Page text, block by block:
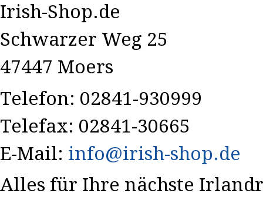
Irish-Shop.de
Schwarzer Weg 25
47447 Moers
Telefon: 02841-930999
Telefax: 02841-30665
E-Mail: info@irish-shop.de
Alles für Ihre nächste